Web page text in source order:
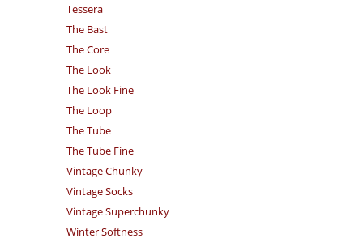
Tessera
The Bast
The Core
The Look
The Look Fine
The Loop
The Tube
The Tube Fine
Vintage Chunky
Vintage Socks
Vintage Superchunky
Winter Softness